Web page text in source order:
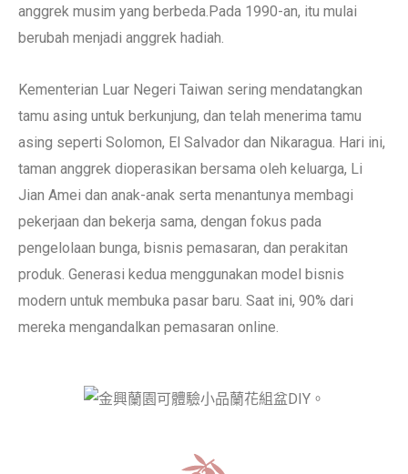
anggrek musim yang berbeda.Pada 1990-an, itu mulai
berubah menjadi anggrek hadiah.
Kementerian Luar Negeri Taiwan sering mendatangkan
tamu asing untuk berkunjung, dan telah menerima tamu
asing seperti Solomon, El Salvador dan Nikaragua. Hari ini,
taman anggrek dioperasikan bersama oleh keluarga, Li
Jian Amei dan anak-anak serta menantunya membagi
pekerjaan dan bekerja sama, dengan fokus pada
pengelolaan bunga, bisnis pemasaran, dan perakitan
produk. Generasi kedua menggunakan model bisnis
modern untuk membuka pasar baru. Saat ini, 90% dari
mereka mengandalkan pemasaran online.